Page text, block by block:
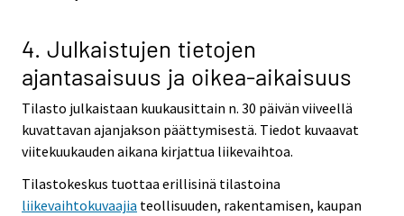
4. Julkaistujen tietojen
ajantasaisuus ja oikea-aikaisuus
Tilasto julkaistaan kuukausittain n. 30 päivän viiveellä
kuvattavan ajanjakson päättymisestä. Tiedot kuvaavat
viitekuukauden aikana kirjattua liikevaihtoa.
Tilastokeskus tuottaa erillisinä tilastoina
liikevaihtokuvaajia teollisuuden, rakentamisen, kaupan